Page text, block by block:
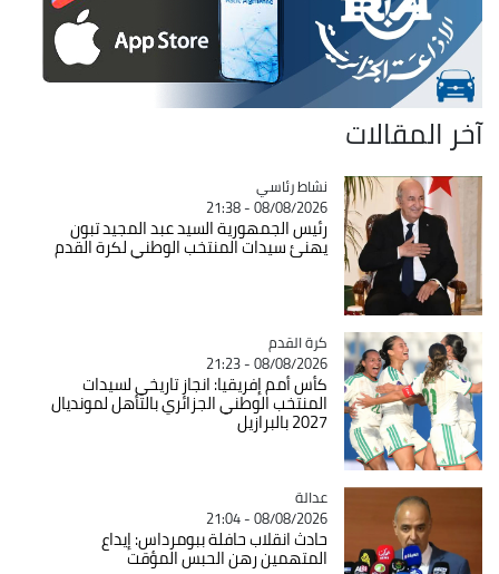
آخر المقالات
Catégorie
نشاط رئاسي
08/08/2026 - 21:38
رئيس الجمهورية السيد عبد المجيد تبون
يهنئ سيدات المنتخب الوطني لكرة القدم
Catégorie
كرة القدم
08/08/2026 - 21:23
كأس أمم إفريقيا: انجاز تاريخي لسيدات
المنتخب الوطني الجزائري بالتأهل لمونديال
2027 بالبرازيل
Catégorie
عدالة
08/08/2026 - 21:04
حادث انقلاب حافلة ببومرداس: إيداع
المتهمين رهن الحبس المؤقت